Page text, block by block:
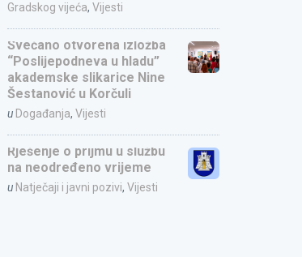
Gradskog vijeća, Vijesti
Svečano otvorena izložba
“Poslijepodneva u hladu”
akademske slikarice Nine
Šestanović u Korčuli
u Događanja, Vijesti
Rješenje o prijmu u službu
na neodređeno vrijeme
u Natječaji i javni pozivi, Vijesti